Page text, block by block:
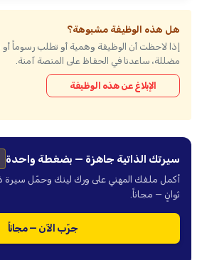
هل هذه الوظيفة مشبوهة؟
إذا لاحظت أن الوظيفة وهمية أو تطلب رسوماً
مضللة، ساعدنا في الحفاظ على المنصة آمنة.
الإبلاغ عن هذه الوظيفة
سيرتك الذاتية جاهزة — بضغطة واحدة
أكمل ملفك المهني على ورك لينك وحمّل سيرة
ثوانٍ — مجاناً.
جرّب الآن — مجاناً